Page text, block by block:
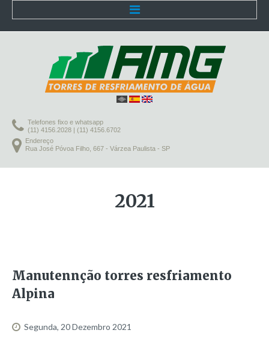
Empresa
Clientes
Produtos
Torre de resfriamento AMG
Modelo 193
Modelo 260
Modelo 323
Telefones fixo e whatsapp
(11) 4156.2028 | (11) 4156.6702
Endereço
Rua José Póvoa Filho, 667 - Várzea Paulista - SP
2021
Manutennção torres resfriamento
Alpina
Segunda, 20 Dezembro 2021